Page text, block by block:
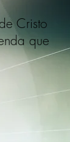
Cristo
que